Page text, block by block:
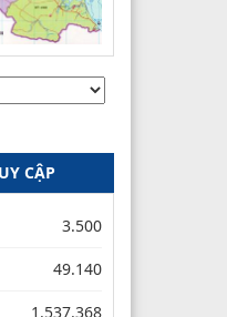
CẬP
3.500
49.140
1.537.368